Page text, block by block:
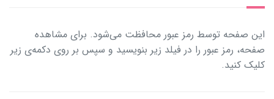
این صفحه توسط رمز عبور محافظت می‌شود. برای مشاهده
صفحه، رمز عبور را در فیلد زیر بنویسید و سپس بر روی دکمه‌ی زیر
کلیک کنید.